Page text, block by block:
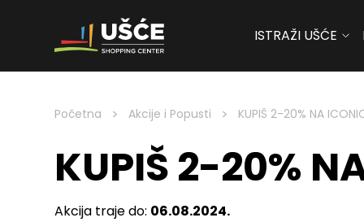
Skip to content
ISTRAŽI UŠĆE
Početna > Akcije i Popusti > KUPIŠ 2-20% NA
KUPIŠ 2-20%
Akcija traje do: 06.08.2024.